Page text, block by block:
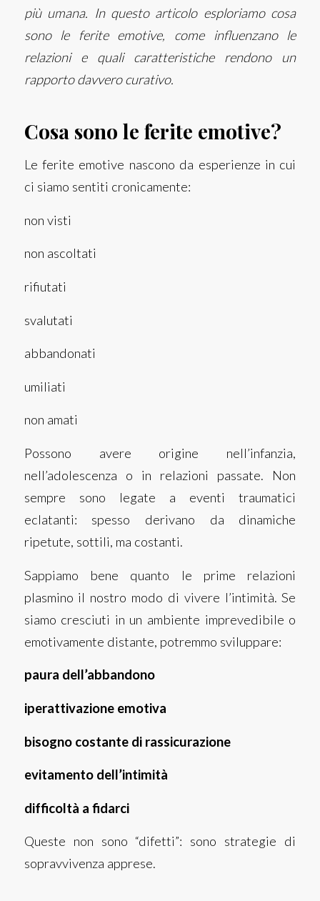
più umana. In questo articolo esploriamo cosa
sono le ferite emotive, come influenzano le
relazioni e quali caratteristiche rendono un
rapporto davvero curativo.
Cosa sono le ferite emotive?
Le ferite emotive nascono da esperienze in cui
ci siamo sentiti cronicamente:
non visti
non ascoltati
rifiutati
svalutati
abbandonati
umiliati
non amati
Possono avere origine nell’infanzia,
nell’adolescenza o in relazioni passate. Non
sempre sono legate a eventi traumatici
eclatanti: spesso derivano da dinamiche
ripetute, sottili, ma costanti.
Sappiamo bene quanto le prime relazioni
plasmino il nostro modo di vivere l’intimità. Se
siamo cresciuti in un ambiente imprevedibile o
emotivamente distante, potremmo sviluppare:
paura dell’abbandono
iperattivazione emotiva
bisogno costante di rassicurazione
evitamento dell’intimità
difficoltà a fidarci
Queste non sono “difetti”: sono strategie di
sopravvivenza apprese.